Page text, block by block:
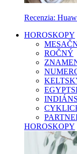
Recenzia:
HOROSKOPY
ROČNÝ
HOROSKOPY